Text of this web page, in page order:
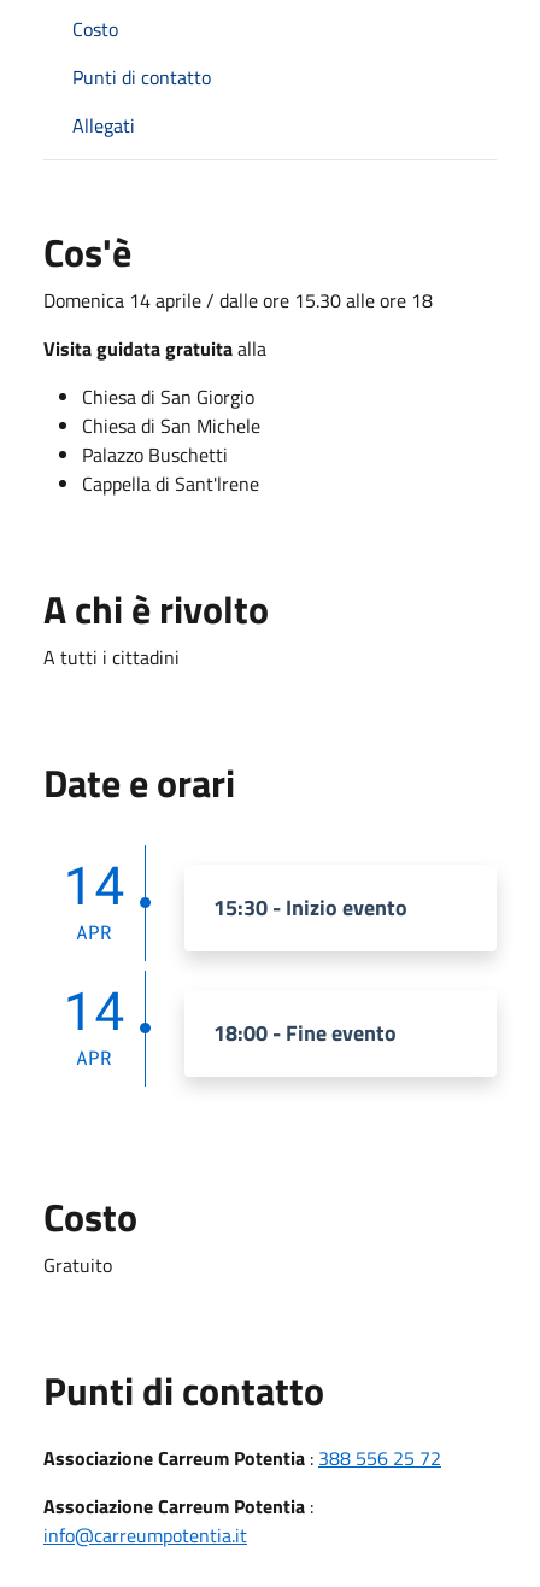
Costo
Punti di contatto
Allegati
Cos'è
Domenica 14 aprile / dalle ore 15.30 alle ore 18
Visita guidata gratuitaalla
Chiesa di San Giorgio
Chiesa di San Michele
Palazzo Buschetti
Cappella di Sant'lrene
A chi è rivolto
A tutti i cittadini
Date e orari
14
APR
15:30 - Inizio evento
14
APR
18:00 - Fine evento
Costo
Gratuito
Punti di contatto
Associazione Carreum Potentia : 388 556 25 72
Associazione Carreum Potentia :
info@carreumpotentia.it